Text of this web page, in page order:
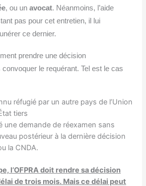
, ou unavocat. Néanmoins, l’aide
pas pour cet entretien, il lui
ce dernier.
prendre une décision
convoquer le requérant. Tel est le cas
réfugié par un autre pays de l’Union
tiers
une demande de réexamen sans
postérieur à la dernière décision
la CNDA.
l’OFPRA doit rendre sa décision
de trois mois. Mais ce délai peut